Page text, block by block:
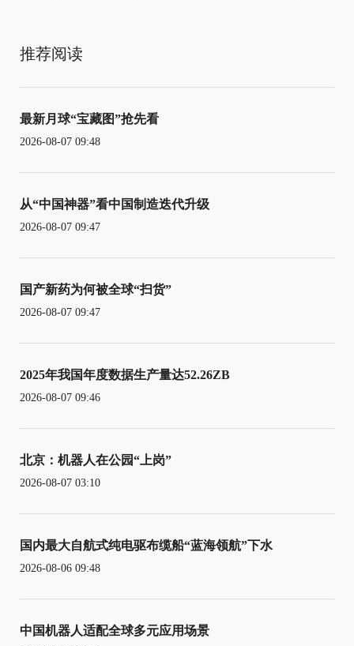
推荐阅读
最新月球“宝藏图”抢先看
2026-08-07 09:48
从“中国神器”看中国制造迭代升级
2026-08-07 09:47
国产新药为何被全球“扫货”
2026-08-07 09:47
2025年我国年度数据生产量达52.26ZB
2026-08-07 09:46
北京：机器人在公园“上岗”
2026-08-07 03:10
国内最大自航式纯电驱布缆船“蓝海领航”下水
2026-08-06 09:48
中国机器人适配全球多元应用场景